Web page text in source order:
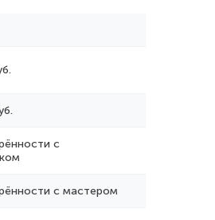
с
с мастером